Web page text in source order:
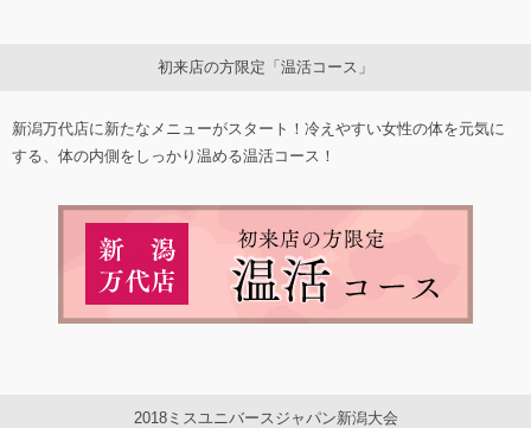
初来店の方限定「温活コース」
新潟万代店に新たなメニューがスタート！冷えやすい女性の体を元気に
する、体の内側をしっかり温める温活コース！
2018ミスユニバースジャパン新潟大会